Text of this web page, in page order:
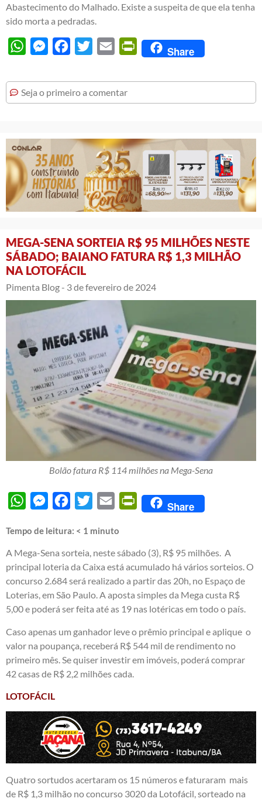
Abastecimento do Malhado. Existe a suspeita de que ela tenha
sido morta a pedradas.
WhatsAppMessengerFacebook
Twitter Email PrintFriendly
Share
Seja o primeiro a comentar
MEGA-SENA SORTEIA R$ 95 MILHÕES NESTE
SÁBADO; BAIANO FATURA R$ 1,3 MILHÃO
NA LOTOFÁCIL
Pimenta Blog - 3 de fevereiro de 2024
Bolão fatura R$ 114 milhões na Mega-Sena
WhatsAppMessengerFacebook
Twitter Email PrintFriendly
Share
Tempo de leitura: < 1 minuto
A Mega-Sena sorteia, neste sábado (3), R$ 95 milhões. A
principal loteria da Caixa está acumulado há vários sorteios. O
concurso 2.684 será realizado a partir das 20h, no Espaço de
Loterias, em São Paulo. A aposta simples da Mega custa R$
5,00 e poderá ser feita até as 19 nas lotéricas em todo o país.
Caso apenas um ganhador leve o prêmio principal e aplique o
valor na poupança, receberá R$ 544 mil de rendimento no
primeiro mês. Se quiser investir em imóveis, poderá comprar
42 casas de R$ 2,2 milhões cada.
LOTOFÁCIL
Quatro sortudos acertaram os 15 números e faturaram mais
de R$ 1,3 milhão no concurso 3020 da Lotofácil, sorteado na